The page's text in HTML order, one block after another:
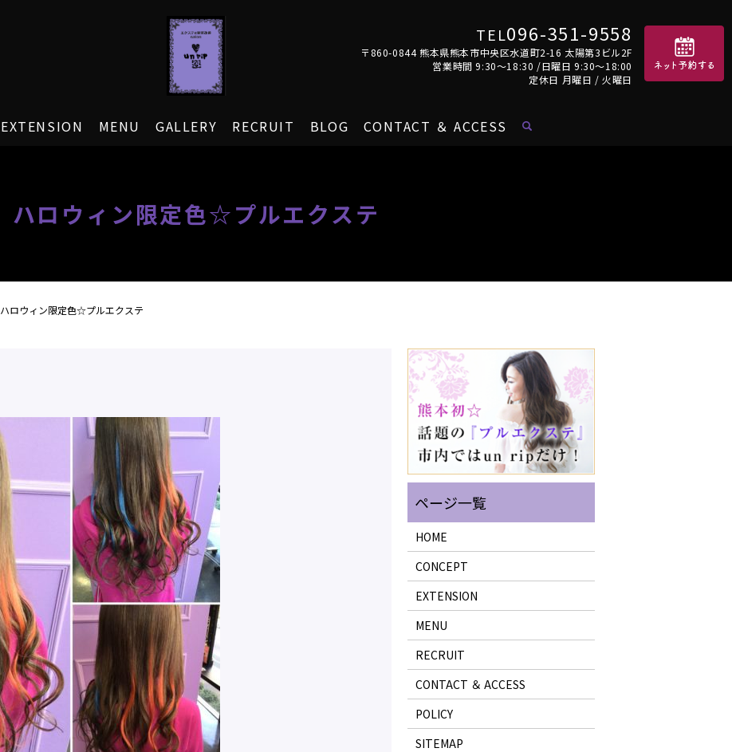
EXTENSION MENU GALLERY RECRUIT BLOG CONTACT ＆ ACCESS
TEL096-351-9558
〒860-0844 熊本県熊本市中央区水道町2-16 太陽第3ビル2F
営業時間 9:30～18:30 /日曜日 9:30～18:00
定休日 月曜日 / 火曜日
ハロウィン限定色☆プルエクステ
ハロウィン限定色☆プルエクステ
HOME
CONCEPT
EXTENSION
MENU
RECRUIT
CONTACT ＆ ACCESS
POLICY
SITEMAP